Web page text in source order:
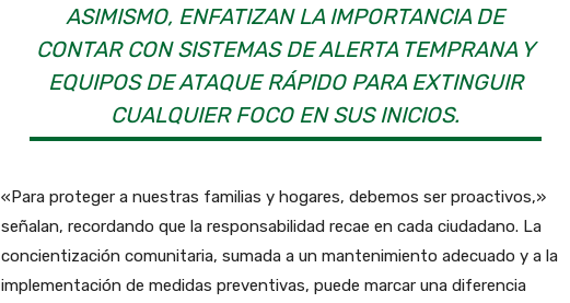
ASIMISMO, ENFATIZAN LA IMPORTANCIA DE
CONTAR CON SISTEMAS DE ALERTA TEMPRANA Y
EQUIPOS DE ATAQUE RÁPIDO PARA EXTINGUIR
CUALQUIER FOCO EN SUS INICIOS.
«Para proteger a nuestras familias y hogares, debemos ser proactivos,»
señalan, recordando que la responsabilidad recae en cada ciudadano. La
concientización comunitaria, sumada a un mantenimiento adecuado y a la
implementación de medidas preventivas, puede marcar una diferencia